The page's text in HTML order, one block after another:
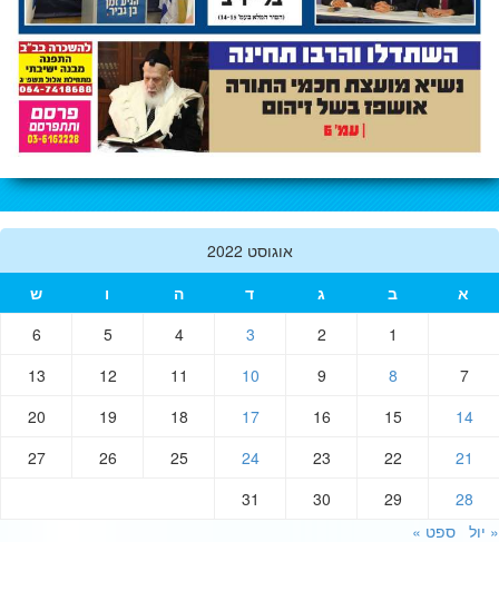
אוגוסט 2022
10
12
13
14
15
16
17
18
19
20
22
23
24
25
26
27
28
29
30
ספט »